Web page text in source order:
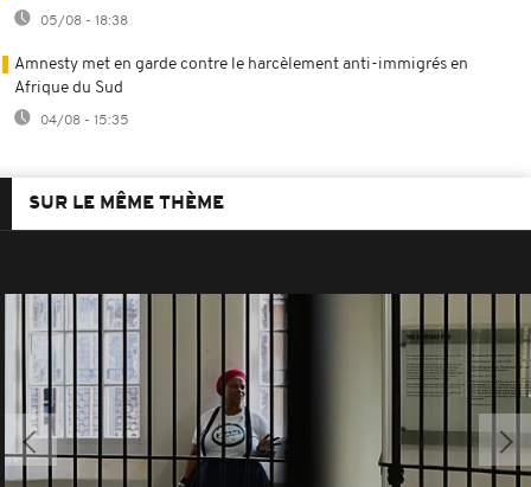
05/08 - 18:38
Amnesty met en garde contre le harcèlement anti-immigrés en
Afrique du Sud
04/08 - 15:35
SUR LE MÊME THÈME